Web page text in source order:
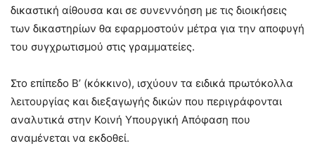
δικαστική αίθουσα και σε συνεννόηση με τις διοικήσεις
των δικαστηρίων θα εφαρμοστούν μέτρα για την αποφυγή
του συγχρωτισμού στις γραμματείες.
Στο επίπεδο Β’ (κόκκινο), ισχύουν τα ειδικά πρωτόκολλα
λειτουργίας και διεξαγωγής δικών που περιγράφονται
αναλυτικά στην Κοινή Υπουργική Απόφαση που
αναμένεται να εκδοθεί.